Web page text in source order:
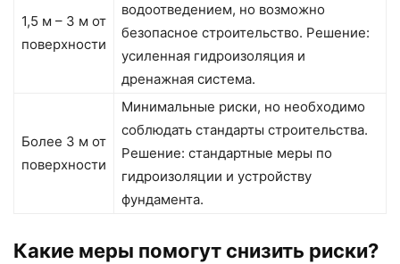
1,5 м – 3 м от
поверхности
водоотведением, но возможно
безопасное строительство. Решение:
усиленная гидроизоляция и
дренажная система.
Более 3 м от
поверхности
Минимальные риски, но необходимо
соблюдать стандарты строительства.
Решение: стандартные меры по
гидроизоляции и устройству
фундамента.
Какие меры помогут снизить риски?